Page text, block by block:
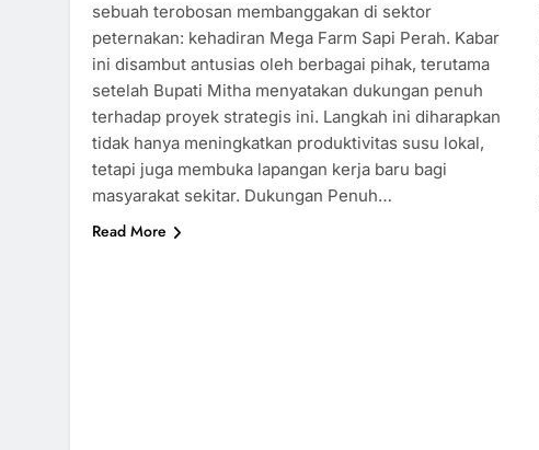
sebuah terobosan membanggakan di sektor
peternakan: kehadiran Mega Farm Sapi Perah. Kabar
ini disambut antusias oleh berbagai pihak, terutama
setelah Bupati Mitha menyatakan dukungan penuh
terhadap proyek strategis ini. Langkah ini diharapkan
tidak hanya meningkatkan produktivitas susu lokal,
tetapi juga membuka lapangan kerja baru bagi
masyarakat sekitar. Dukungan Penuh…
Read More